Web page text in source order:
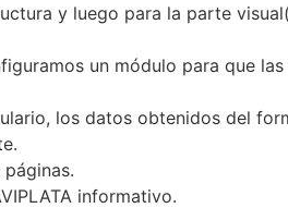
y luego para la parte
un módulo para que
los datos obtenidos del
informativo.